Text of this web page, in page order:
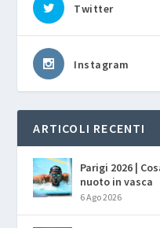
Twitter
Instagram
ARTICOLI RECENTI
Parigi 2026 |
nuoto in vasca
6 Ago 2026